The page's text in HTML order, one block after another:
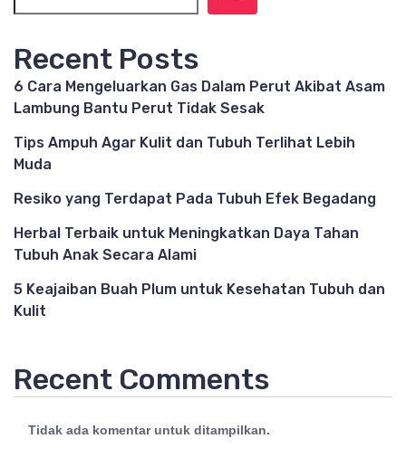
Recent Posts
6 Cara Mengeluarkan Gas Dalam Perut Akibat Asam
Lambung Bantu Perut Tidak Sesak
Tips Ampuh Agar Kulit dan Tubuh Terlihat Lebih
Muda
Resiko yang Terdapat Pada Tubuh Efek Begadang
Herbal Terbaik untuk Meningkatkan Daya Tahan
Tubuh Anak Secara Alami
5 Keajaiban Buah Plum untuk Kesehatan Tubuh dan
Kulit
Recent Comments
Tidak ada komentar untuk ditampilkan.